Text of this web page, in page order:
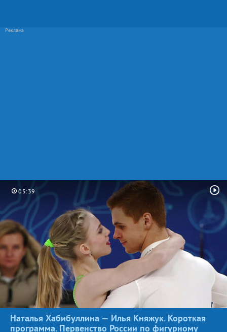
05:39
Наталья Хабибуллина — Илья Княжук. Короткая
программа. Первенство России по фигурному